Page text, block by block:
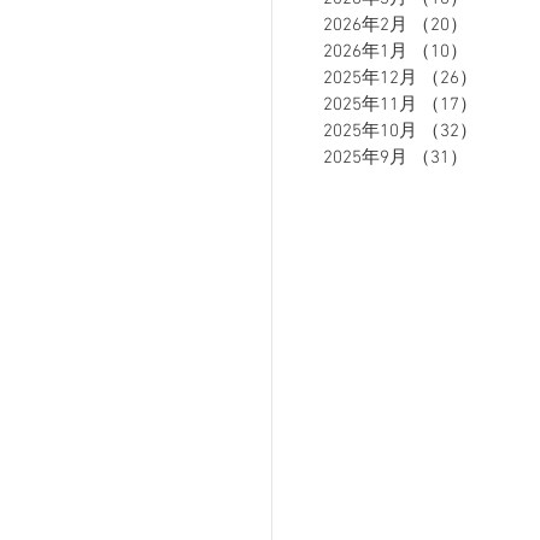
2026年2月
（20）
2026年1月
（10）
2025年12月
（26）
2025年11月
（17）
2025年10月
（32）
2025年9月
（31）